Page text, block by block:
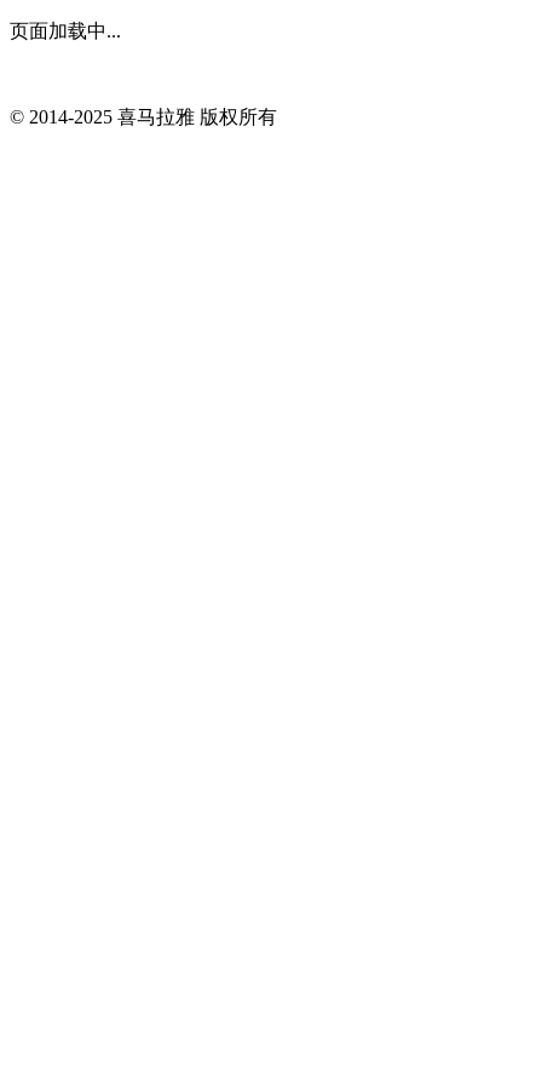
页面加载中...
© 2014-2025 喜马拉雅 版权所有